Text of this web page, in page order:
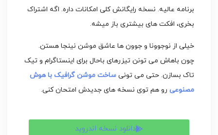
برنامه عالیه. نسخه رایگانش کلی امکانات داره. اگه اشتراک
بخری، افکت های بیشتری باز میشه.
خیلی از نوجوونا و جوون ها عاشق موشن نینجا هستن.
چون باهاش می تونن تیزرهای باحال برای اینستاگرام و تیک
تاک بسازن. حتی می تونی ساخت موشن گرافیک با هوش
مصنوعی رو هم توی نسخه های جدیدش امتحان کنی.
دانلود نسخه اندروید